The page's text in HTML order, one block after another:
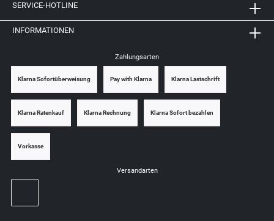
SERVICE-HOTLINE
INFORMATIONEN
Zahlungsarten
Klarna Sofortüberweisung Pay with Klarna Klarna Lastschrift
Klarna Ratenkauf Klarna Rechnung Klarna Sofort bezahlen
Vorkasse
Versandarten